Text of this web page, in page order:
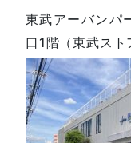
東武アーバンパ
口1階（東武スト